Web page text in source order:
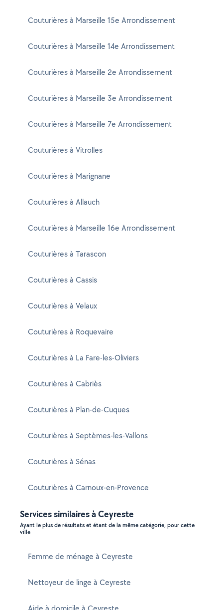
Couturières à Marseille 15e Arrondissement
Couturières à Marseille 14e Arrondissement
Couturières à Marseille 2e Arrondissement
Couturières à Marseille 3e Arrondissement
Couturières à Marseille 7e Arrondissement
Couturières à Vitrolles
Couturières à Marignane
Couturières à Allauch
Couturières à Marseille 16e Arrondissement
Couturières à Tarascon
Couturières à Cassis
Couturières à Velaux
Couturières à Roquevaire
Couturières à La Fare-les-Oliviers
Couturières à Cabriès
Couturières à Plan-de-Cuques
Couturières à Septèmes-les-Vallons
Couturières à Sénas
Couturières à Carnoux-en-Provence
Services similaires à Ceyreste
Ayant le plus de résultats et étant de la même catégorie, pour cette
ville
Femme de ménage à Ceyreste
Nettoyeur de linge à Ceyreste